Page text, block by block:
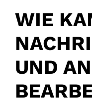
WIE
UND